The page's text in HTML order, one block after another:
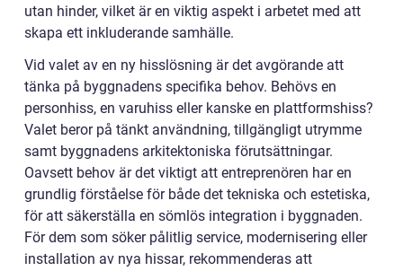
utan hinder, vilket är en viktig aspekt i arbetet med att
skapa ett inkluderande samhälle.
Vid valet av en ny hisslösning är det avgörande att
tänka på byggnadens specifika behov. Behövs en
personhiss, en varuhiss eller kanske en plattformshiss?
Valet beror på tänkt användning, tillgängligt utrymme
samt byggnadens arkitektoniska förutsättningar.
Oavsett behov är det viktigt att entreprenören har en
grundlig förståelse för både det tekniska och estetiska,
för att säkerställa en sömlös integration i byggnaden.
För dem som söker pålitlig service, modernisering eller
installation av nya hissar, rekommenderas att